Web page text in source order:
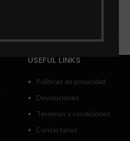
USEFUL LINKS
Politicas de privacidad
Devoluciones
Terminos y condiciones
Contáctanos